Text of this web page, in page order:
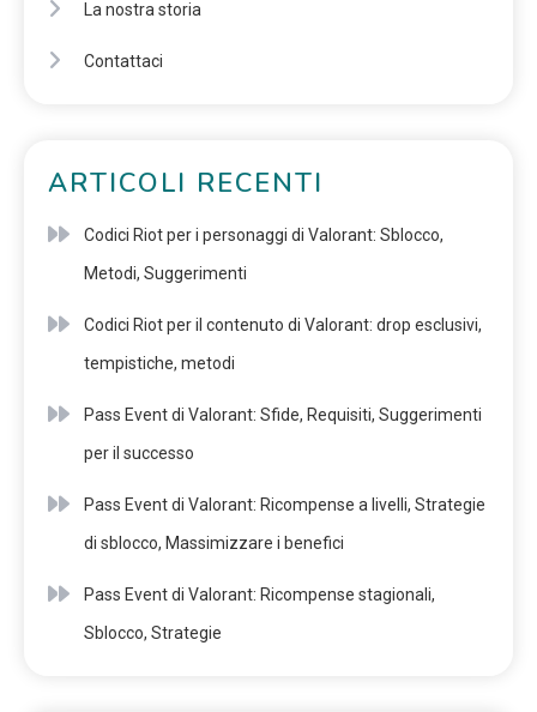
La nostra storia
Contattaci
ARTICOLI RECENTI
Codici Riot per i personaggi di Valorant: Sblocco,
Metodi, Suggerimenti
Codici Riot per il contenuto di Valorant: drop esclusivi,
tempistiche, metodi
Pass Event di Valorant: Sfide, Requisiti, Suggerimenti
per il successo
Pass Event di Valorant: Ricompense a livelli, Strategie
di sblocco, Massimizzare i benefici
Pass Event di Valorant: Ricompense stagionali,
Sblocco, Strategie